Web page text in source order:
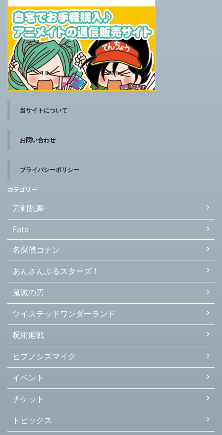
当サイトについて
お問い合わせ
プライバシーポリシー
カテゴリー
刀剣乱舞
Fate
名探偵コナン
あんさんぶるスターズ！
鬼滅の刃
ツイステッドワンダーランド
呪術廻戦
ヒプノシスマイク
イベント
チケット
トピックス